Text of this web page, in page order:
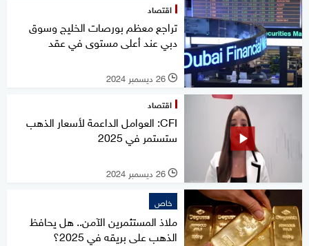
اقتصاد
تراجع معظم بورصات الخليج وسوق
دبي عند أعلى مستوى في عقد
l 26 ديسمبر 2024
اقتصاد
CFI: العوامل الداعمة لأسعار الذهب
ستستمر في 2025
l 26 ديسمبر 2024
خاص
ملاذ المستثمرين الآمن.. هل يحافظ
الذهب على بريقه في 2025؟